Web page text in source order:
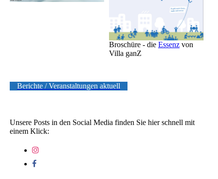
Broschüre - die Essenz von
Villa ganZ
Berichte / Veranstaltungen aktuell
Unsere Posts in den Social Media finden Sie hier schnell mit
einem Klick: